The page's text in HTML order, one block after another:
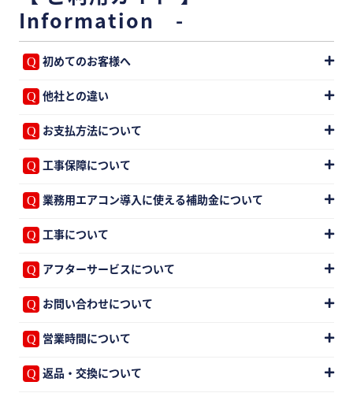
Information -
初めてのお客様へ
他社との違い
お支払方法について
工事保障について
業務用エアコン導入に使える補助金について
工事について
アフターサービスについて
お問い合わせについて
営業時間について
返品・交換について